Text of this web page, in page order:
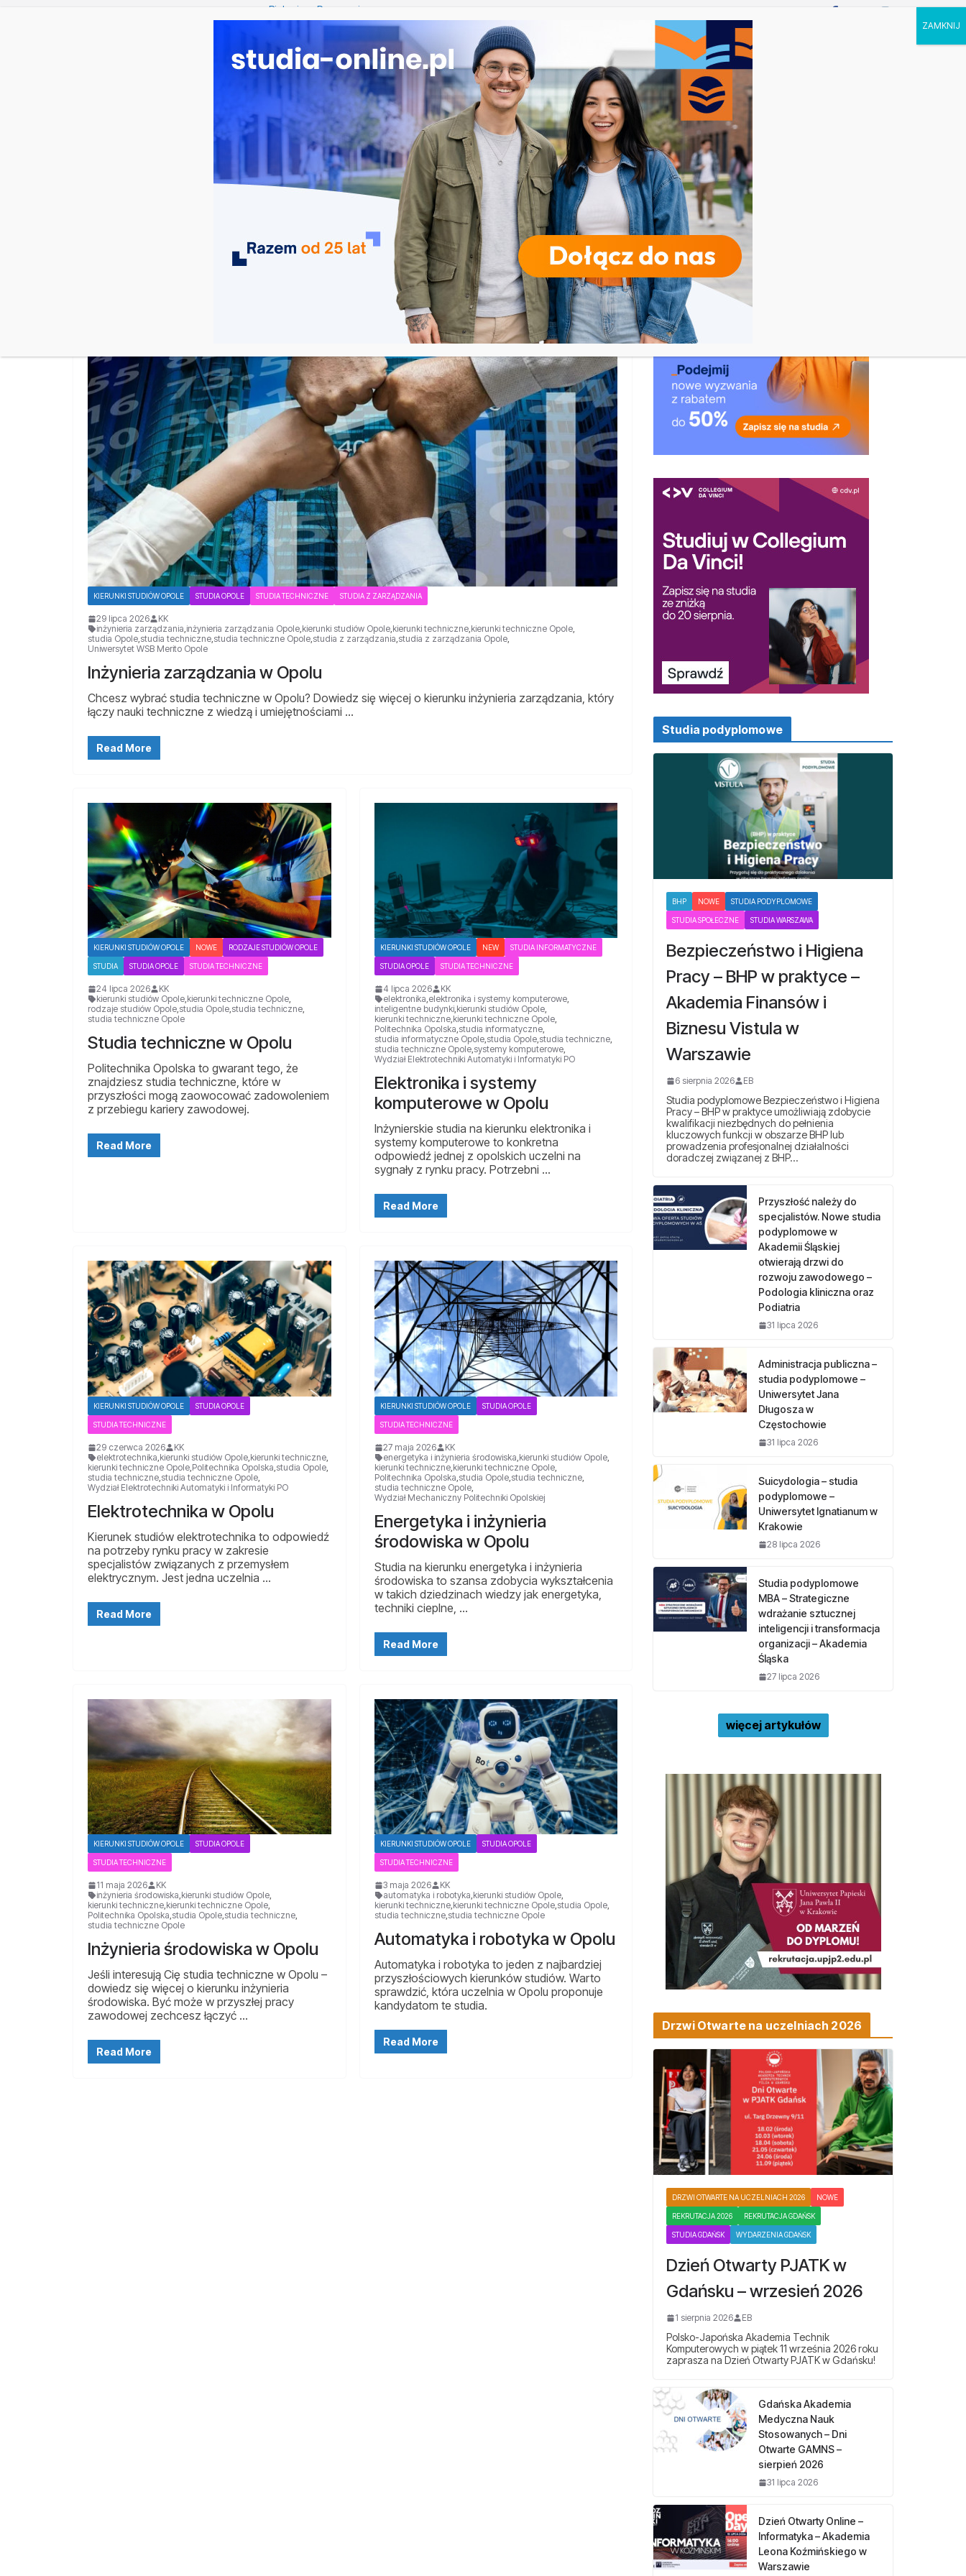
Filologia słowiańska w Krakowie
Studia historyczne w Łodzi
Analityka biznesowa i Data Science – Collegium Da Vinci w
Poznaniu
Chemia w Opolu
UCZELNIE KIERUNKI RODZAJE STUDIÓW REKRUTACJA DRZWI OTWARTE TOP STUDIA KALENDARZ
kierunki techniczne Opole
KIERUNKI STUDIÓW OPOLE STUDIA OPOLE STUDIA TECHNICZNE STUDIA Z ZARZĄDZANIA
29 lipca 2026
KK
inżynieria zarządzania inżynieria zarządzania Opole kierunki studiów Opole kierunki techniczne kierunki techniczne Opole
studia Opole studia techniczne studia techniczne Opole studia z zarządzania studia z zarządzania Opole
Uniwersytet WSB Merito Opole
Inżynieria zarządzania w Opolu
Chcesz wybrać studia techniczne w Opolu? Dowiedz się więcej o kierunku inżynieria zarządzania, który
łączy nauki techniczne z wiedzą i umiejętnościami …
Read More
KIERUNKI STUDIÓW OPOLE NOWE RODZAJE STUDIÓW OPOLE
STUDIA STUDIA OPOLE STUDIA TECHNICZNE
24 lipca 2026
KK
kierunki studiów Opole,kierunki techniczne Opole,
rodzaje studiów Opole,studia Opole,studia techniczne,
studia techniczne Opole
Studia techniczne w Opolu
Politechnika Opolska to gwarant tego, że
znajdziesz studia techniczne, które w
przyszłości mogą zaowocować zadowoleniem
z przebiegu kariery zawodowej.
Read More
KIERUNKI STUDIÓW OPOLE NEW STUDIA INFORMATYCZNE
STUDIA OPOLE STUDIA TECHNICZNE
4 lipca 2026
KK
elektronika,elektronika i systemy komputerowe,
inteligentne budynki,kierunki studiów Opole,
kierunki techniczne,kierunki techniczne Opole,
Politechnika Opolska,studia informatyczne,
studia informatyczne Opole,studia Opole,studia techniczne,
studia techniczne Opole,systemy komputerowe,
Wydział Elektrotechniki Automatyki i Informatyki PO
Elektronika i systemy
komputerowe w Opolu
Inżynierskie studia na kierunku elektronika i
systemy komputerowe to konkretna
odpowiedź jednej z opolskich uczelni na
sygnały z rynku pracy. Potrzebni …
Read More
KIERUNKI STUDIÓW OPOLE STUDIA OPOLE
STUDIA TECHNICZNE
29 czerwca 2026
KK
elektrotechnika kierunki studiów Opole kierunki techniczne
kierunki techniczne Opole Politechnika Opolska studia Opole
studia techniczne studia techniczne Opole
Wydział Elektrotechniki Automatyki i Informatyki PO
Elektrotechnika w Opolu
Kierunek studiów elektrotechnika to odpowiedź
na potrzeby rynku pracy w zakresie
specjalistów związanych z przemysłem
elektrycznym. Jest jedna uczelnia …
Read More
KIERUNKI STUDIÓW OPOLE STUDIA OPOLE
STUDIA TECHNICZNE
27 maja 2026
KK
energetyka i inżynieria środowiska kierunki studiów Opole,
kierunki techniczne, kierunki techniczne Opole,
Politechnika Opolska studia Opole, studia techniczne,
studia techniczne Opole,
Wydział Mechaniczny Politechniki Opolskiej
Energetyka i inżynieria
środowiska w Opolu
Studia na kierunku energetyka i inżynieria
środowiska to szansa zdobycia wykształcenia
w takich dziedzinach wiedzy jak energetyka,
techniki cieplne, …
Read More
KIERUNKI STUDIÓW OPOLE STUDIA OPOLE
STUDIA TECHNICZNE
11 maja 2026
KK
inżynieria środowiska kierunki studiów Opole
kierunki techniczne kierunki techniczne Opole
Politechnika Opolska studia Opole studia techniczne
studia techniczne Opole
Inżynieria środowiska w Opolu
Jeśli interesują Cię studia techniczne w Opolu –
dowiedz się więcej o kierunku inżynieria
środowiska. Być może w przyszłej pracy
zawodowej zechcesz łączyć …
Read More
KIERUNKI STUDIÓW OPOLE STUDIA OPOLE
STUDIA TECHNICZNE
3 maja 2026
KK
automatyka i robotyka kierunki studiów Opole,
kierunki techniczne, kierunki techniczne Opole, studia Opole,
studia techniczne, studia techniczne Opole
Automatyka i robotyka w Opolu
Automatyka i robotyka to jeden z najbardziej
przyszłościowych kierunków studiów. Warto
sprawdzić, która uczelnia w Opolu proponuje
kandydatom te studia.
Read More
Studia podyplomowe
BHP NOWE STUDIA PODYPLOMOWE
STUDIA SPOŁECZNE STUDIA WARSZAWA
Bezpieczeństwo i Higiena
Pracy – BHP w praktyce –
Akademia Finansów i
Biznesu Vistula w
Warszawie
6 sierpnia 2026 EB
Studia podyplomowe Bezpieczeństwo i Higiena
Pracy – BHP w praktyce umożliwiają zdobycie
kwalifikacji niezbędnych do pełnienia
kluczowych funkcji w obszarze BHP lub
prowadzenia profesjonalnej działalności
doradczej związanej z BHP…
Przyszłość należy do
specjalistów. Nowe studia
podyplomowe w
Akademii Śląskiej
otwierają drzwi do
rozwoju zawodowego –
Podologia kliniczna oraz
Podiatria
31 lipca 2026
Administracja publiczna –
studia podyplomowe –
Uniwersytet Jana
Długosza w
Częstochowie
31 lipca 2026
Suicydologia – studia
podyplomowe –
Uniwersytet Ignatianum w
Krakowie
28 lipca 2026
Studia podyplomowe
MBA – Strategiczne
wdrażanie sztucznej
inteligencji i transformacja
organizacji – Akademia
Śląska
27 lipca 2026
więcej artykułów
Drzwi Otwarte na uczelniach 2026
DRZWI OTWARTE NA UCZELNIACH 2026 NOWE
REKRUTACJA 2026 REKRUTACJA GDAŃSK
STUDIA GDAŃSK WYDARZENIA GDAŃSK
Dzień Otwarty PJATK w
Gdańsku – wrzesień 2026
1 sierpnia 2026 EB
Polsko-Japońska Akademia Technik
Komputerowych w piątek 11 września 2026 roku
zaprasza na Dzień Otwarty PJATK w Gdańsku!
Gdańska Akademia
Medyczna Nauk
Stosowanych – Dni
Otwarte GAMNS –
sierpień 2026
31 lipca 2026
Dzień Otwarty Online –
Informatyka – Akademia
Leona Koźmińskiego w
Warszawie